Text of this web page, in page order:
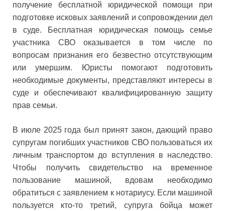
получение бесплатной юридической помощи при
подготовке исковых заявлений и сопровождении дел
в суде. Бесплатная юридическая помощь семье
участника СВО оказывается в том числе по
вопросам признания его безвестно отсутствующим
или умершим. Юристы помогают подготовить
необходимые документы, представляют интересы в
суде и обеспечивают квалифицированную защиту
прав семьи.
В июле 2025 года был принят закон, дающий право
супругам погибших участников СВО пользоваться их
личным транспортом до вступления в наследство.
Чтобы получить свидетельство на временное
пользование машиной, вдовам необходимо
обратиться с заявлением к нотариусу. Если машиной
пользуется кто-то третий, супруга бойца может